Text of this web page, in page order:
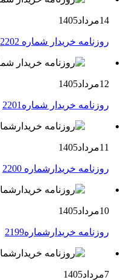
14مرداد1405
روزنامه خریدار شماره 2202
12مرداد1405
روزنامه خریدار شماره2201
11مرداد1405
روزنامه خریدارشماره 2200
10مرداد1405
روزنامه خریدارشماره2199
7مرداد1405